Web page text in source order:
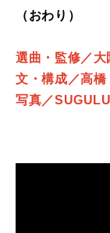
（おわり）
選曲・監修／大
文・構成／高橋
写真／SUGULU